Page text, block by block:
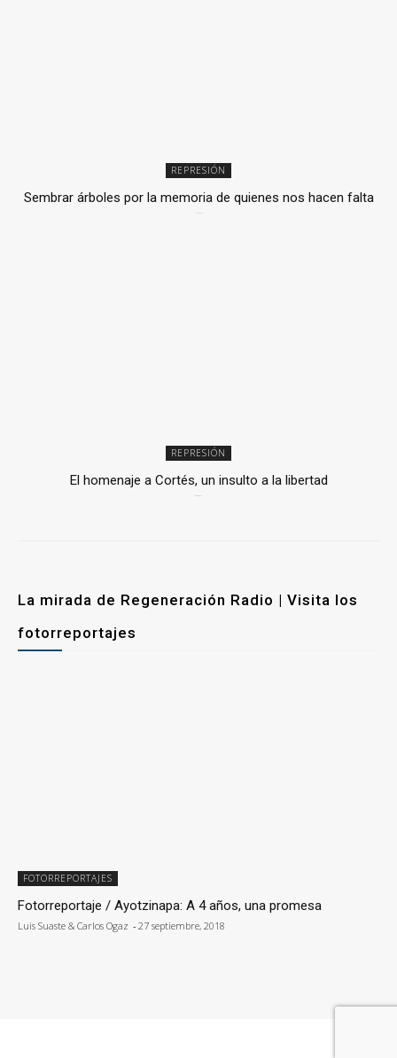
REPRESIÓN
Sembrar árboles por la memoria de quienes nos hacen falta
REPRESIÓN
El homenaje a Cortés, un insulto a la libertad
La mirada de Regeneración Radio | Visita los
fotorreportajes
FOTORREPORTAJES
Fotorreportaje / Ayotzinapa: A 4 años, una promesa
Luis Suaste & Carlos Ogaz - 27 septiembre, 2018